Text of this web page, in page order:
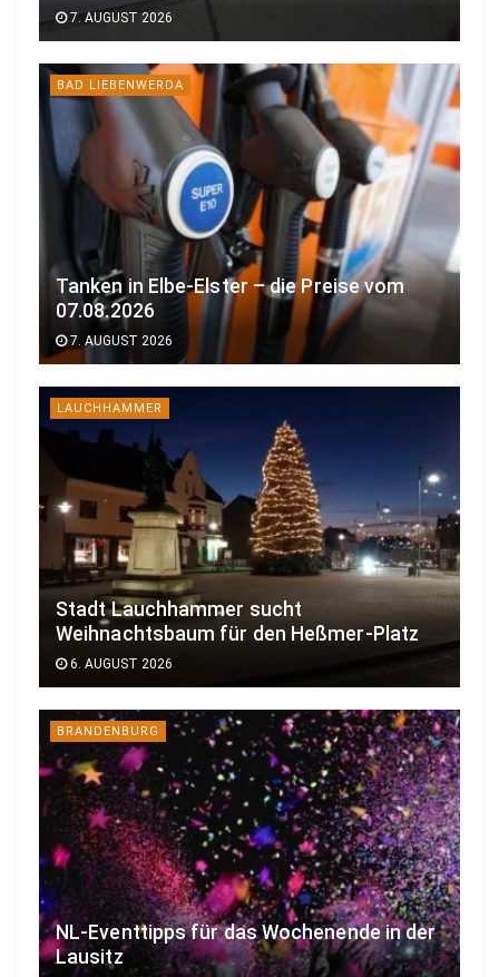
7. AUGUST 2026
BAD LIEBENWERDA
Tanken in Elbe-Elster – die Preise vom
07.08.2026
7. AUGUST 2026
LAUCHHAMMER
Stadt Lauchhammer sucht
Weihnachtsbaum für den Heßmer-Platz
6. AUGUST 2026
BRANDENBURG
NL-Eventtipps für das Wochenende in der
Lausitz